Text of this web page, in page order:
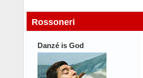
Rossoneri
Danzé is God